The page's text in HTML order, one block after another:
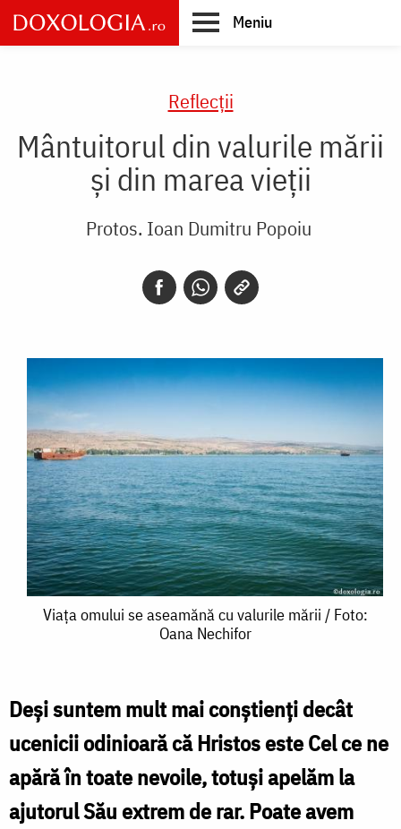
Skip
to
main
Meniu
Reflecții
Mântuitorul din valurile mării
și din marea vieții
Protos. Ioan Dumitru Popoiu
Viața
aseamănă
cu
valurile
mării
Viața omului se aseamănă cu valurile mării / Foto:
Oana Nechifor
Deși suntem mult mai conștienți decât
ucenicii odinioară că Hristos este Cel ce ne
apără în toate nevoile, totuși apelăm la
ajutorul Său extrem de rar. Poate avem